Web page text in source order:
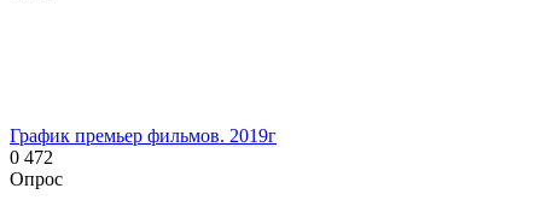
График премьер фильмов. 2019г
0 472
Опрос